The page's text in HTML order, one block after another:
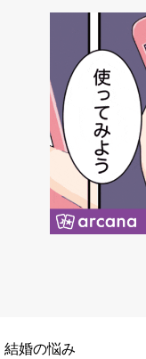
結婚の悩み